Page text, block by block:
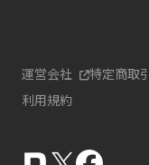
運営会社 特定商取
利用規約